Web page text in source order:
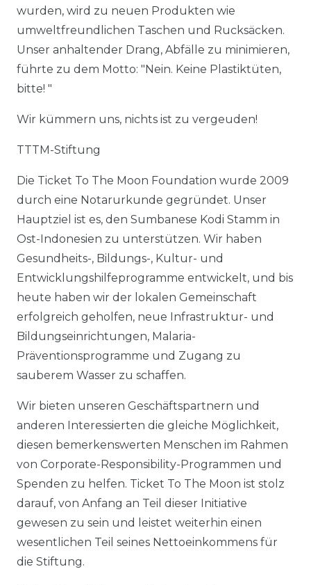
wurden, wird zu neuen Produkten wie
umweltfreundlichen Taschen und Rucksäcken.
Unser anhaltender Drang, Abfälle zu minimieren,
führte zu dem Motto: "Nein. Keine Plastiktüten,
bitte! "
Wir kümmern uns, nichts ist zu vergeuden!
TTTM-Stiftung
Die Ticket To The Moon Foundation wurde 2009
durch eine Notarurkunde gegründet. Unser
Hauptziel ist es, den Sumbanese Kodi Stamm in
Ost-Indonesien zu unterstützen. Wir haben
Gesundheits-, Bildungs-, Kultur- und
Entwicklungshilfeprogramme entwickelt, und bis
heute haben wir der lokalen Gemeinschaft
erfolgreich geholfen, neue Infrastruktur- und
Bildungseinrichtungen, Malaria-
Präventionsprogramme und Zugang zu
sauberem Wasser zu schaffen.
Wir bieten unseren Geschäftspartnern und
anderen Interessierten die gleiche Möglichkeit,
diesen bemerkenswerten Menschen im Rahmen
von Corporate-Responsibility-Programmen und
Spenden zu helfen. Ticket To The Moon ist stolz
darauf, von Anfang an Teil dieser Initiative
gewesen zu sein und leistet weiterhin einen
wesentlichen Teil seines Nettoeinkommens für
die Stiftung.